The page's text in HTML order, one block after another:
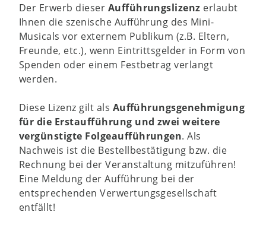
Der Erwerb dieser Aufführungslizenz erlaubt
Ihnen die szenische Aufführung des Mini-
Musicals vor externem Publikum (z.B. Eltern,
Freunde, etc.), wenn Eintrittsgelder in Form von
Spenden oder einem Festbetrag verlangt
werden.
Diese Lizenz gilt als Aufführungsgenehmigung
für die Erstaufführung und zwei weitere
vergünstigte Folgeaufführungen. Als
Nachweis ist die Bestellbestätigung bzw. die
Rechnung bei der Veranstaltung mitzuführen!
Eine Meldung der Aufführung bei der
entsprechenden Verwertungsgesellschaft
entfällt!